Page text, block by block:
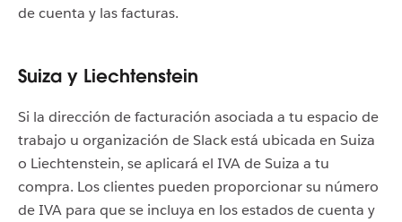
de cuenta y las facturas.
Suiza y Liechtenstein
Si la dirección de facturación asociada a tu espacio de
trabajo u organización de Slack está ubicada en Suiza
o Liechtenstein, se aplicará el IVA de Suiza a tu
compra. Los clientes pueden proporcionar su número
de IVA para que se incluya en los estados de cuenta y